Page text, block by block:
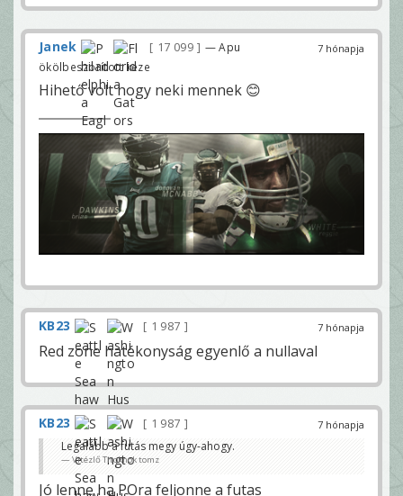
7 hónapja
Janek 17 099
— Apu
ökölbeszorított keze
Hihető volt hogy neki mennek 😊
7 hónapja
KB23 1 987
Red zone hatékonyság egyenlő a nullaval
7 hónapja
KB23
1 987
Legalább a futás megy úgy-ahogy.
Vitézlő Titoknok tomz
Jó lenne ha POra feljonne a futas